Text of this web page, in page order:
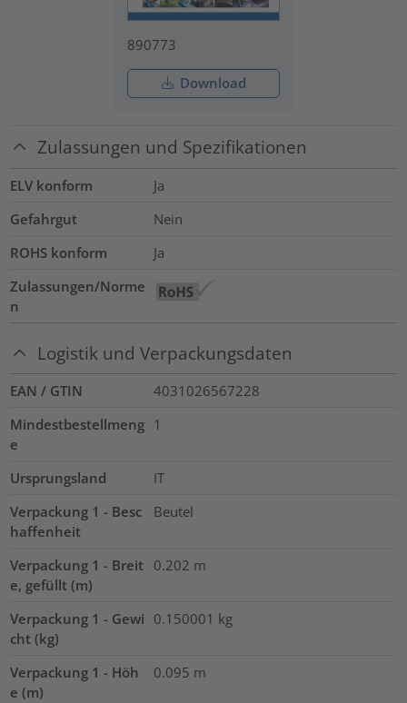
890773
Download
Zulassungen und Spezifikationen
ELV konform
Ja
Gefahrgut
Nein
ROHS konform
Ja
Zulassungen/Norme
n
Logistik und Verpackungsdaten
EAN / GTIN
4031026567228
Mindestbestellmeng
e
1
Ursprungsland
IT
Verpackung 1 - Besc
haffenheit
Beutel
Verpackung 1 - Breit
e, gefüllt (m)
0.202 m
Verpackung 1 - Gewi
cht (kg)
0.150001 kg
Verpackung 1 - Höh
e (m)
0.095 m